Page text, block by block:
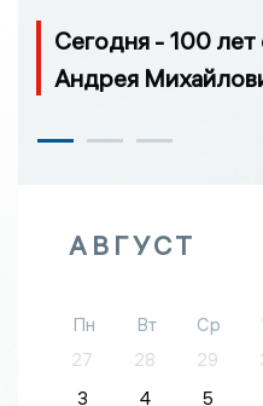
Сегодня - 100
Андрея
АВГУСТ
Пн Вт Ср
27
28 29
3
4 5